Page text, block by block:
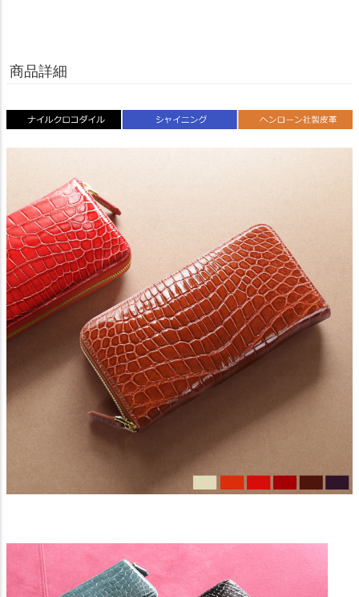
商品詳細